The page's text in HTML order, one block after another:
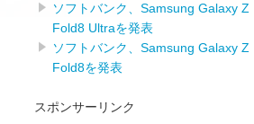
ソフトバンク、Samsung Galaxy Z
Fold8 Ultraを発表
ソフトバンク、Samsung Galaxy Z
Fold8を発表
スポンサーリンク